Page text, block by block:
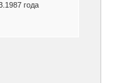
года